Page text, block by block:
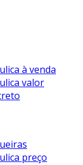
à venda
valor
preço